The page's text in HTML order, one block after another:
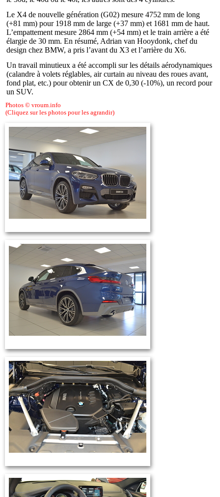
Le X4 de nouvelle génération (G02) mesure 4752 mm de long
(+81 mm) pour 1918 mm de large (+37 mm) et 1681 mm de haut.
L’empattement mesure 2864 mm (+54 mm) et le train arrière a été
élargie de 30 mm. En résumé, Adrian van Hooydonk, chef du
design chez BMW, a pris l’avant du X3 et l’arrière du X6.
Un travail minutieux a été accompli sur les détails aérodynamiques
(calandre à volets réglables, air curtain au niveau des roues avant,
fond plat, etc.) pour obtenir un CX de 0,30 (-10%), un record pour
un SUV.
Photos © vroum.info
(Cliquez sur les photos pour les agrandir)